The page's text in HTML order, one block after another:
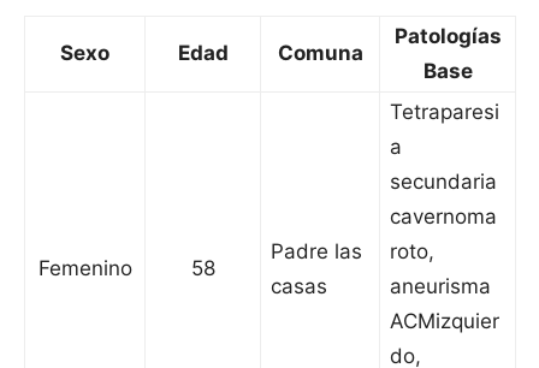
Sexo Edad Comuna
Patologías
Base
Femenino 58
Padre las
casas
Tetraparesi
a
secundaria
cavernoma
roto,
aneurisma
ACMizquier
do,